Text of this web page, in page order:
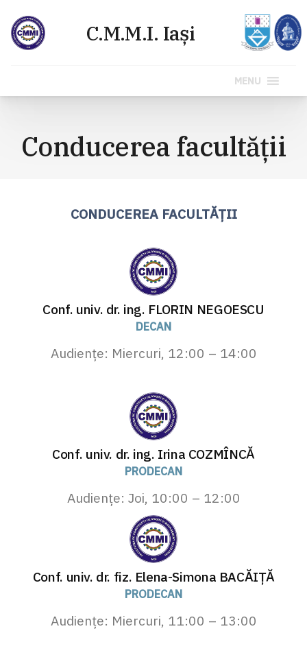
conținut
MENU
Conducerea facultăţii
CONDUCEREA FACULTĂȚII
Conf. univ. dr. ing. FLORIN NEGOESCU
DECAN
Audiențe: Miercuri, 12:00 – 14:00
Conf. univ. dr. ing. Irina COZMÎNCĂ
PRODECAN
Audiențe: Joi, 10:00 – 12:00
Conf. univ. dr. fiz. Elena-Simona BACĂIȚĂ
PRODECAN
Audiențe: Miercuri, 11:00 – 13:00